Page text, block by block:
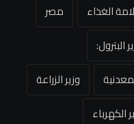
الغذاء
مصر
البترول:
وزير الزراعة
الكهرباء